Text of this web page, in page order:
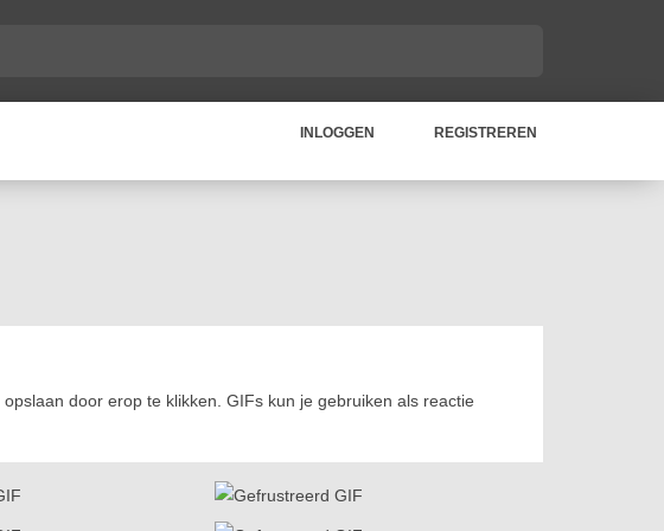
INLOGGEN REGISTREREN
opslaan door erop te klikken. GIFs kun je gebruiken als reactie